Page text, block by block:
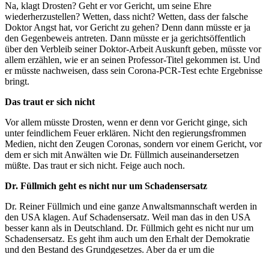
Na, klagt Drosten? Geht er vor Gericht, um seine Ehre
wiederherzustellen? Wetten, dass nicht? Wetten, dass der falsche
Doktor Angst hat, vor Gericht zu gehen? Denn dann müsste er ja
den Gegenbeweis antreten. Dann müsste er ja gerichtsöffentlich
über den Verbleib seiner Doktor-Arbeit Auskunft geben, müsste vor
allem erzählen, wie er an seinen Professor-Titel gekommen ist. Und
er müsste nachweisen, dass sein Corona-PCR-Test echte Ergebnisse
bringt.
Das traut er sich nicht
Vor allem müsste Drosten, wenn er denn vor Gericht ginge, sich
unter feindlichem Feuer erklären. Nicht den regierungsfrommen
Medien, nicht den Zeugen Coronas, sondern vor einem Gericht, vor
dem er sich mit Anwälten wie Dr. Füllmich auseinandersetzen
müßte. Das traut er sich nicht. Feige auch noch.
Dr. Füllmich geht es nicht nur um Schadensersatz
Dr. Reiner Füllmich und eine ganze Anwaltsmannschaft werden in
den USA klagen. Auf Schadensersatz. Weil man das in den USA
besser kann als in Deutschland. Dr. Füllmich geht es nicht nur um
Schadensersatz. Es geht ihm auch um den Erhalt der Demokratie
und den Bestand des Grundgesetzes. Aber da er um die